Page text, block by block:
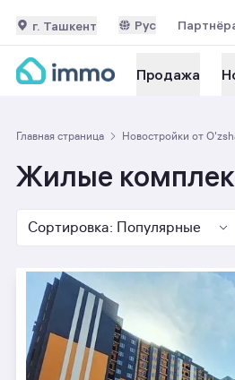
г. Ташкент Рус
Продажа
Главная страница Новостройки от
Жилые
Сортировка: Популярные